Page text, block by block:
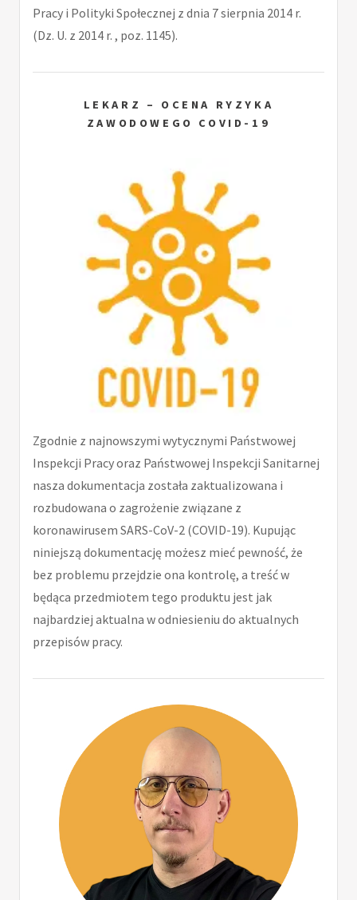
Pracy i Polityki Społecznej z dnia 7 sierpnia 2014 r.
(Dz. U. z 2014 r. , poz. 1145).
LEKARZ – OCENA RYZYKA
ZAWODOWEGO COVID-19
Zgodnie z najnowszymi wytycznymi Państwowej
Inspekcji Pracy oraz Państwowej Inspekcji Sanitarnej
nasza dokumentacja została zaktualizowana i
rozbudowana o zagrożenie związane z
koronawirusem SARS-CoV-2 (COVID-19). Kupując
niniejszą dokumentację możesz mieć pewność, że
bez problemu przejdzie ona kontrolę, a treść w
będąca przedmiotem tego produktu jest jak
najbardziej aktualna w odniesieniu do aktualnych
przepisów pracy.